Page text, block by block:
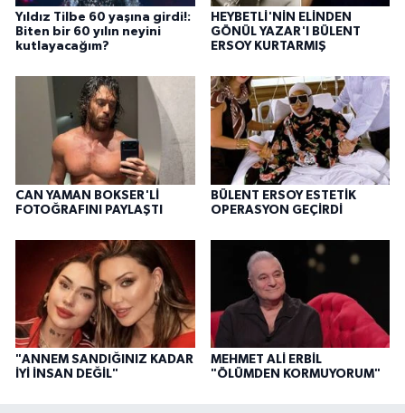
Yıldız Tilbe 60 yaşına girdi!:
Biten bir 60 yılın neyini
kutlayacağım?
HEYBETLİ'NİN ELİNDEN
GÖNÜL YAZAR'I BÜLENT
ERSOY KURTARMIŞ
CAN YAMAN BOKSER'Lİ
FOTOĞRAFINI PAYLAŞTI
BÜLENT ERSOY ESTETİK
OPERASYON GEÇİRDİ
"ANNEM SANDIĞINIZ KADAR
İYİ İNSAN DEĞİL"
MEHMET ALİ ERBİL
"ÖLÜMDEN KORMUYORUM"